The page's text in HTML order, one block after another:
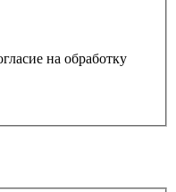
на обработку